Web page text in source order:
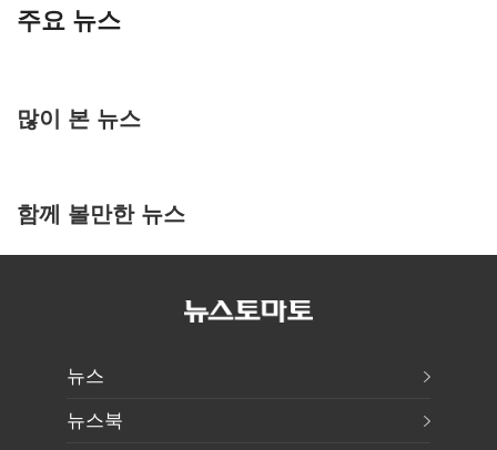
주요 뉴스
많이 본 뉴스
함께 볼만한 뉴스
뉴스
뉴스북